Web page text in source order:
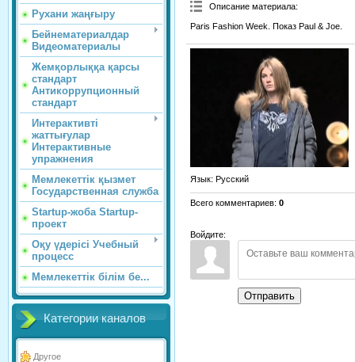
Рухани жаңғыру
Бейнематериалдар
Видеоматериалы
Жемқорлыққа қарсы
стандарт
Антикоррупционный
стандарт
Интерактивті
жаттығулар
Интерактивные
упражнения
Мемлекеттік қызмет
Государственная служба
Startup-жоба Startup-
проект
Оқу үдерісі Учебный
процесс
Мемлекеттік білім бе...
Категории каналов
Другое
Описание материала:
Paris Fashion Week. Показ Paul & Joe.
Язык: Русский
Всего комментариев: 0
Войдите:
Отправить